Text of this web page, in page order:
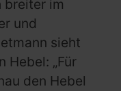
breiter im
und
sieht
Hebel: „Für
den Hebel